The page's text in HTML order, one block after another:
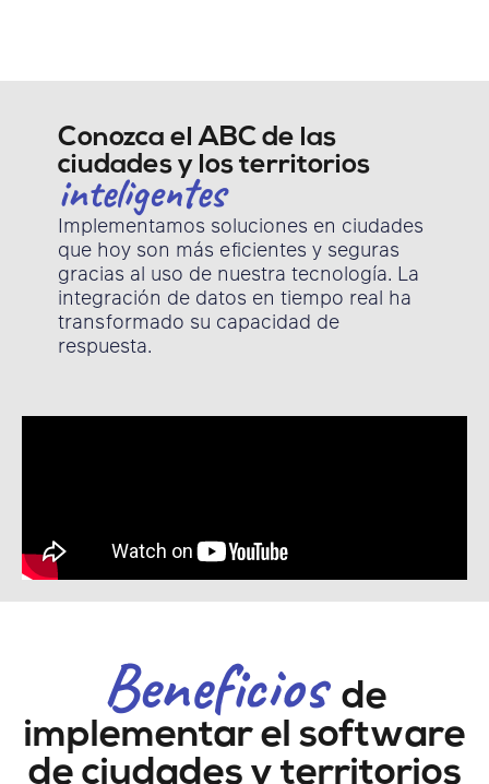
Conozca el ABC de las
ciudades y los territorios
inteligentes
Implementamos soluciones en ciudades
que hoy son más eficientes y seguras
gracias al uso de nuestra tecnología. La
integración de datos en tiempo real ha
transformado su capacidad de
respuesta.
Beneficios de
implementar el software
de ciudades y territorios